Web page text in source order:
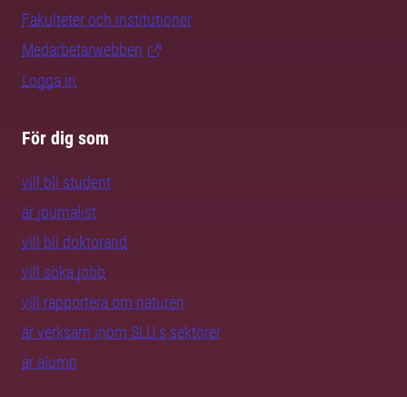
Fakulteter och institutioner
Medarbetarwebben
Logga in
För dig som
vill bli student
är journalist
vill bli doktorand
vill söka jobb
vill rapportera om naturen
är verksam inom SLU:s sektorer
är alumn